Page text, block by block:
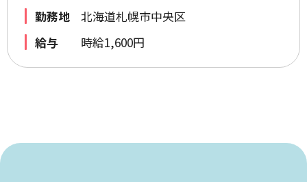
勤務地
北海道札幌市中央区
給与
時給1,600円